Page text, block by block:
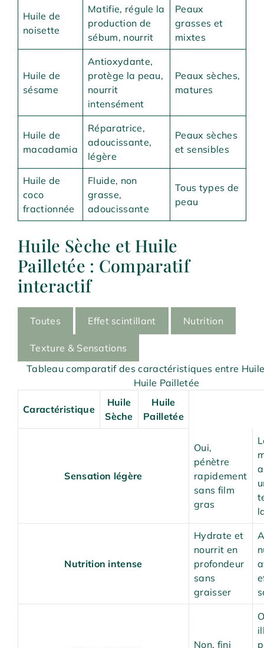
Huile de
noisette
Matifie, régule la
production de
sébum, nourrit
Peaux
grasses et
mixtes
Huile de
sésame
Antioxydante,
protège la peau,
nourrit
intensément
Peaux sèches,
matures
Huile de
macadamia
Réparatrice,
adoucissante,
légère
Peaux sèches
et sensibles
Huile de
coco
fractionnée
Fluide, non
grasse,
adoucissante
Tous types de
peau
Huile Sèche et Huile
Pailletée : Comparatif
interactif
Toutes Effet scintillant Nutrition
Texture & Sensations
Tableau comparatif des caractéristiques entre
Huile Pailletée
Caractéristique
Huile
Sèche
Huile
Pailletée
Sensation légère
Oui,
pénètre
rapidement
sans film
gras
Nutrition intense
Hydrate et
nourrit en
profondeur
sans
graisser
Non, fini